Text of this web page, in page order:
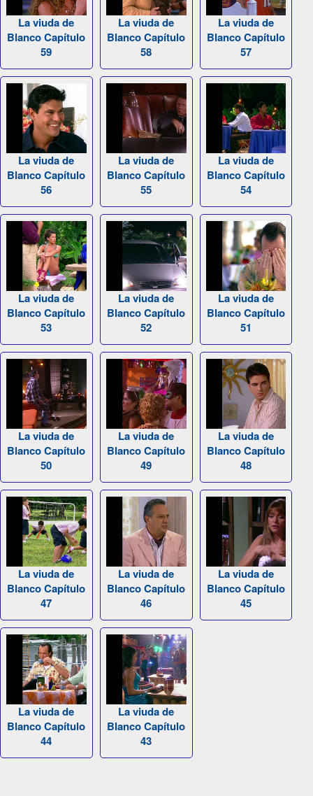
La viuda de
Blanco Capítulo
59
La viuda de
Blanco Capítulo
58
La viuda de
Blanco Capítulo
57
La viuda de
Blanco Capítulo
56
La viuda de
Blanco Capítulo
55
La viuda de
Blanco Capítulo
54
La viuda de
Blanco Capítulo
53
La viuda de
Blanco Capítulo
52
La viuda de
Blanco Capítulo
51
La viuda de
Blanco Capítulo
50
La viuda de
Blanco Capítulo
49
La viuda de
Blanco Capítulo
48
La viuda de
Blanco Capítulo
47
La viuda de
Blanco Capítulo
46
La viuda de
Blanco Capítulo
45
La viuda de
Blanco Capítulo
44
La viuda de
Blanco Capítulo
43